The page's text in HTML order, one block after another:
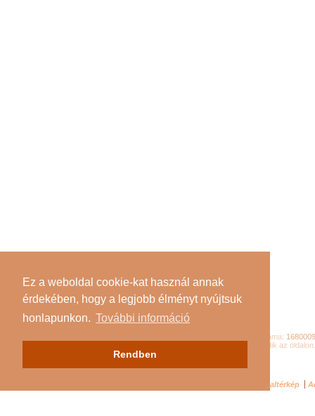
Ez a weboldal cookie-kat használ annak
érdekében, hogy a legjobb élményt nyújtsuk
honlapunkon. További információ
Rendben
Összes látogató száma: 1680009
látogató tartózkodik az oldalon.
Oldaltérkép